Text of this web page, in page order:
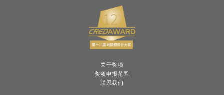
关于奖项
奖项申报范围
联系我们